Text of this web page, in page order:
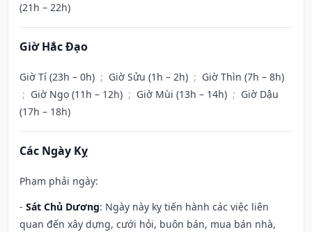
(21h – 22h)
Giờ Hắc Đạo
Giờ Tí (23h – 0h) ; Giờ Sửu (1h – 2h) ; Giờ Thìn (7h – 8h)
; Giờ Ngọ (11h – 12h) ; Giờ Mùi (13h – 14h) ; Giờ Dậu
(17h – 18h)
Các Ngày Kỵ
Phạm phải ngày:
- Sát Chủ Dương: Ngày này kỵ tiến hành các việc liên
quan đến xây dựng, cưới hỏi, buôn bán, mua bán nhà,